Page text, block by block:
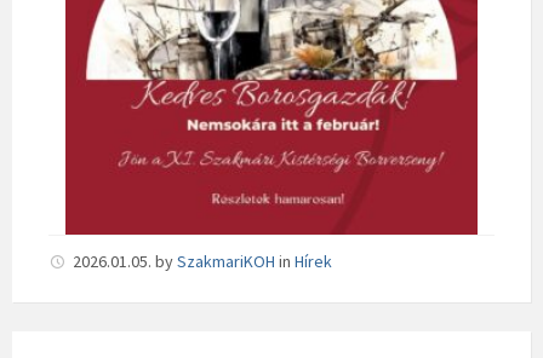
2026.01.05. bySzakmariKOH in Hírek